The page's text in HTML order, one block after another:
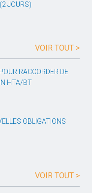
JOURS)
VOIR TOUT >
RACCORDER DE
HTA/BT
OBLIGATIONS
VOIR TOUT >